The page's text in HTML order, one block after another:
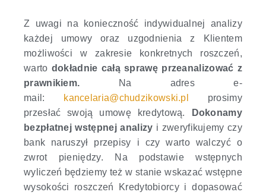
Z uwagi na konieczność indywidualnej analizy
każdej umowy oraz uzgodnienia z Klientem
możliwości w zakresie konkretnych roszczeń,
warto dokładnie całą sprawę przeanalizować z
prawnikiem.
Na adres e-
mail:
kancelaria@chudzikowski.pl
prosimy
przesłać swoją umowę kredytową.
Dokonamy
bezpłatnej wstępnej analizy i zweryfikujemy czy
bank naruszył przepisy i czy warto walczyć o
zwrot pieniędzy. Na podstawie wstępnych
wyliczeń będziemy też w stanie wskazać wstępne
wysokości roszczeń Kredytobiorcy i dopasować